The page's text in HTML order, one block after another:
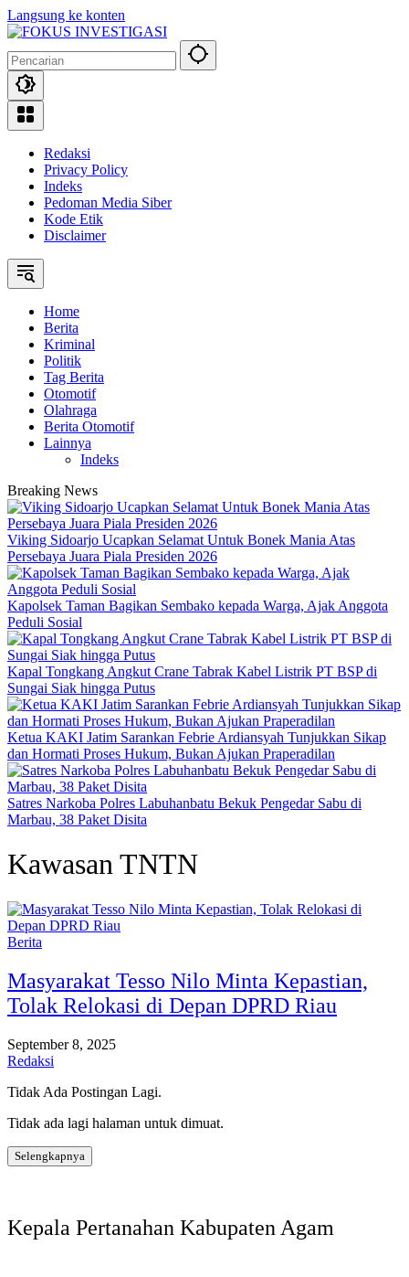
Langsung ke konten
Redaksi
Privacy Policy
Indeks
Pedoman Media Siber
Kode Etik
Disclaimer
Home
Berita
Kriminal
Politik
Tag Berita
Otomotif
Olahraga
Berita Otomotif
Lainnya
Indeks
Breaking News
Viking Sidoarjo Ucapkan Selamat Untuk Bonek Mania Atas
Persebaya Juara Piala Presiden 2026
Kapolsek Taman Bagikan Sembako kepada Warga, Ajak Anggota
Peduli Sosial
Kapal Tongkang Angkut Crane Tabrak Kabel Listrik PT BSP di
Sungai Siak hingga Putus
Ketua KAKI Jatim Sarankan Febrie Ardiansyah Tunjukkan Sikap
dan Hormati Proses Hukum, Bukan Ajukan Praperadilan
Satres Narkoba Polres Labuhanbatu Bekuk Pengedar Sabu di
Marbau, 38 Paket Disita
Kawasan TNTN
Berita
Masyarakat Tesso Nilo Minta Kepastian,
Tolak Relokasi di Depan DPRD Riau
September 8, 2025
Redaksi
Tidak Ada Postingan Lagi.
Tidak ada lagi halaman untuk dimuat.
Selengkapnya
Kepala Pertanahan Kabupaten Agam